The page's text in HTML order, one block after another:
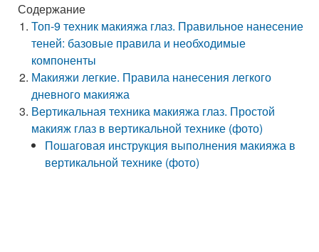
Содержание
Топ-9 техник макияжа глаз. Правильное нанесение
теней: базовые правила и необходимые
компоненты
Макияжи легкие. Правила нанесения легкого
дневного макияжа
Вертикальная техника макияжа глаз. Простой
макияж глаз в вертикальной технике (фото)
Пошаговая инструкция выполнения макияжа в
вертикальной технике (фото)